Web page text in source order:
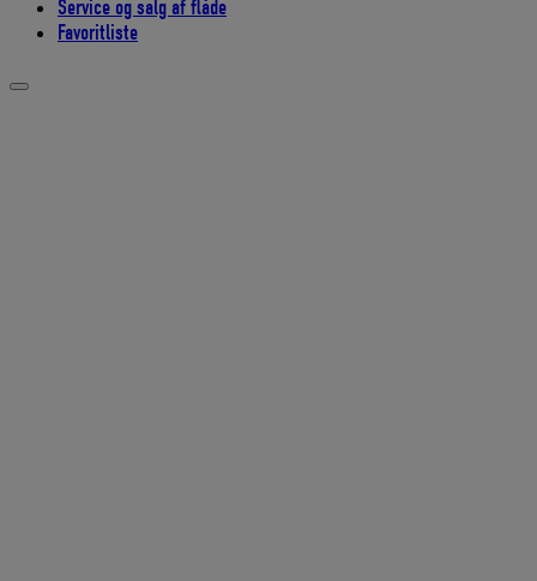
Service og salg af flåde
Favoritliste